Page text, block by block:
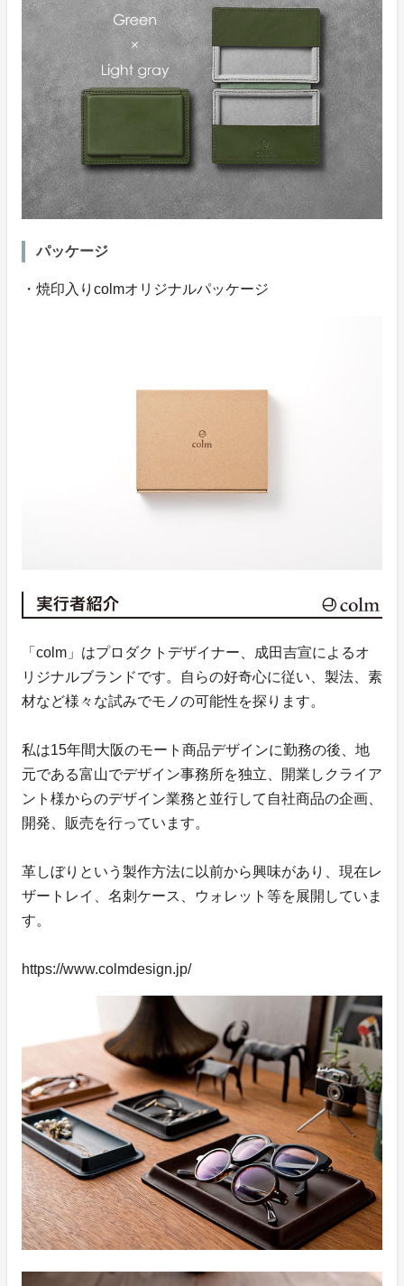
パッケージ
・焼印入りcolmオリジナルパッケージ
「colm」はプロダクトデザイナー、成田吉宣によるオ
リジナルブランドです。自らの好奇心に従い、製法、素
材など様々な試みでモノの可能性を探ります。
私は15年間大阪のモート商品デザインに勤務の後、地
元である富山でデザイン事務所を独立、開業しクライア
ント様からのデザイン業務と並行して自社商品の企画、
開発、販売を行っています。
革しぼりという製作方法に以前から興味があり、現在レ
ザートレイ、名刺ケース、ウォレット等を展開していま
す。
https://www.colmdesign.jp/